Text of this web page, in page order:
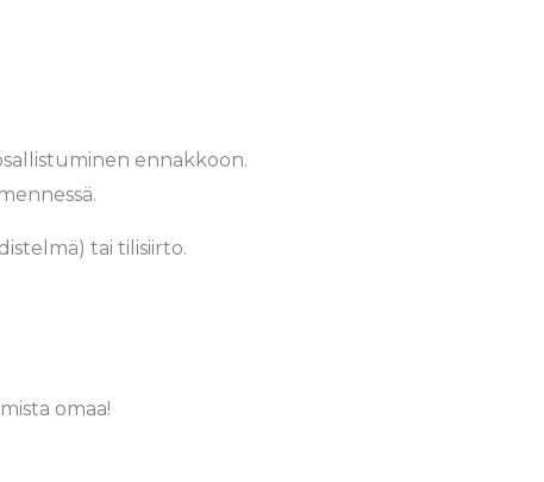
ennakkoon.
tai tilisiirto.
omaa!